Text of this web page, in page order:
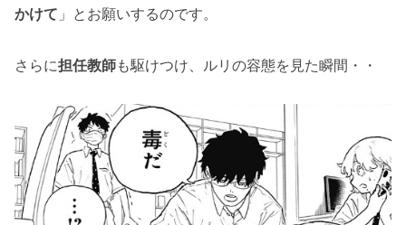
かけて 」とお願いするのです。
さらに担任教師も駆けつけ、ルリの容態を見た瞬間・・